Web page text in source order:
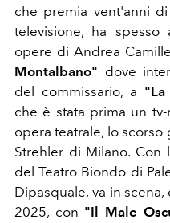
che premia vent'anni
televisione, ha
opere di Andrea
Montalbano" dove
del commissario, a
che è stata prima un
opera teatrale, lo scorso
Strehler di Milano. Con
del Teatro Biondo di
Dipasquale, va in
2025, con "Il Male